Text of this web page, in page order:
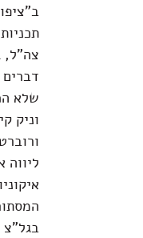
צה"ל,
דברים
שלא
וניק
ליווה
בגל"צ